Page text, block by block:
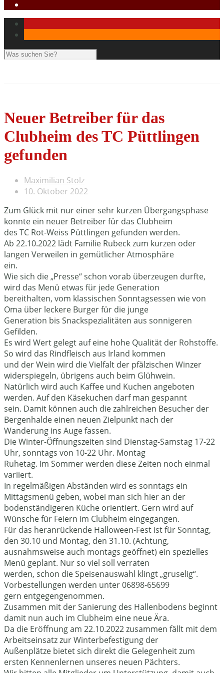
Neuer Betreiber für das
Clubheim des TC Püttlingen
gefunden
Maximilian Stolz
10. Oktober 2022
Zum Glück mit nur einer sehr kurzen Übergangsphase
konnte ein neuer Betreiber für das Clubheim
des TC Rot-Weiss Püttlingen gefunden werden.
Ab 22.10.2022 lädt Familie Rubeck zum kurzen oder
langen Verweilen in gemütlicher Atmosphäre
ein.
Wie sich die „Presse“ schon vorab überzeugen durfte,
wird das Menü etwas für jede Generation
bereithalten, vom klassischen Sonntagsessen wie von
Oma über leckere Burger für die junge
Generation bis Snackspezialitäten aus sonnigeren
Gefilden.
Es wird Wert gelegt auf eine hohe Qualität der Rohstoffe.
So wird das Rindfleisch aus Irland kommen
und der Wein wird die Vielfalt der pfälzischen Winzer
widerspiegeln, übrigens auch beim Glühwein.
Natürlich wird auch Kaffee und Kuchen angeboten
werden. Auf den Käsekuchen darf man gespannt
sein. Damit können auch die zahlreichen Besucher der
Bergenhalde einen neuen Zielpunkt nach der
Wanderung ins Auge fassen.
Die Winter-Öffnungszeiten sind Dienstag-Samstag 17-22
Uhr, sonntags von 10-22 Uhr. Montag
Ruhetag. Im Sommer werden diese Zeiten noch einmal
variiert.
In regelmäßigen Abständen wird es sonntags ein
Mittagsmenü geben, wobei man sich hier an der
bodenständigeren Küche orientiert. Gern wird auf
Wünsche für Feiern im Clubheim eingegangen.
Für das heranrückende Halloween-Fest ist für Sonntag,
den 30.10 und Montag, den 31.10. (Achtung,
ausnahmsweise auch montags geöffnet) ein spezielles
Menü geplant. Nur so viel soll verraten
werden, schon die Speisenauswahl klingt „gruselig“.
Vorbestellungen werden unter 06898-65699
gern entgegengenommen.
Zusammen mit der Sanierung des Hallenbodens beginnt
damit nun auch im Clubheim eine neue Ära.
Da die Eröffnung am 22.10.2022 zusammen fällt mit dem
Arbeitseinsatz zur Winterbefestigung der
Außenplätze bietet sich direkt die Gelegenheit zum
ersten Kennenlernen unseres neuen Pächters.